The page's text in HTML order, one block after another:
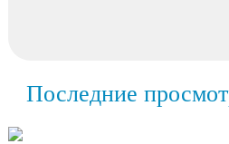
Последние